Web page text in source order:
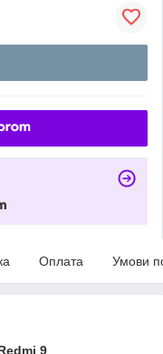
Оплата Умови
9